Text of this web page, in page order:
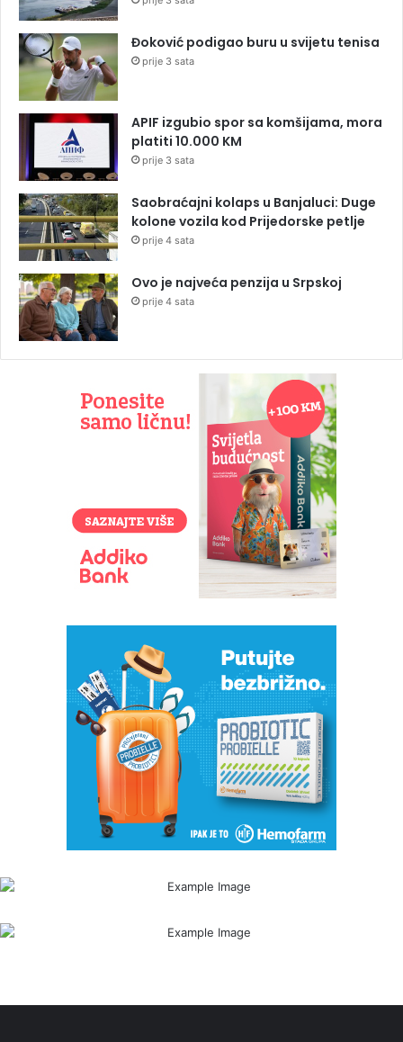
Đoković podigao buru u svijetu tenisa
prije 3 sata
APIF izgubio spor sa komšijama, mora
platiti 10.000 KM
prije 3 sata
Saobraćajni kolaps u Banjaluci: Duge
kolone vozila kod Prijedorske petlje
prije 4 sata
Ovo je najveća penzija u Srpskoj
prije 4 sata